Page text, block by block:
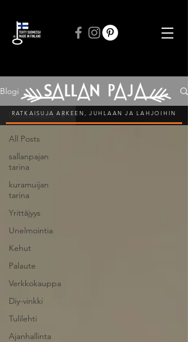
RATKAISUJA ARKEEN, JUHLAAN JA LAHJOIHIN
Blogi
All Posts
sallanpajan
tarina
kuramuijan
tarina
Yrittäjyys
Unelmointia
Kehut
Palaute
Verkkokauppa
Diy-vinkki
Tulilehti
Ajanhallinta
Uutuustuote